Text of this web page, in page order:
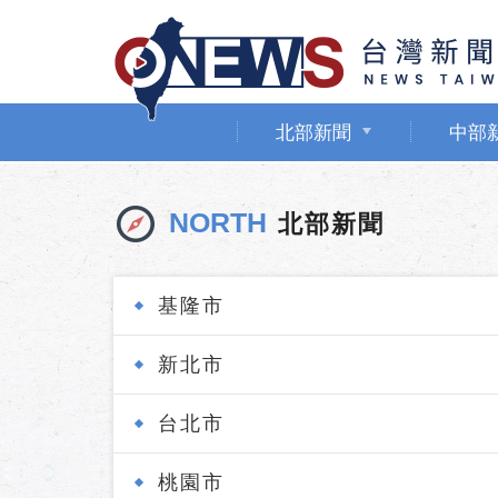
北部新聞 中部
NORTH 北部新聞
基隆市
新北市
台北市
桃園市